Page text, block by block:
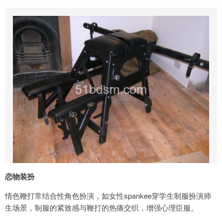
恋物装扮
情色鞭打常结合性角色扮演，如女性spankee穿学生制服扮演师
生场景，制服的紧致感与鞭打的热痛交织，增强心理臣服。